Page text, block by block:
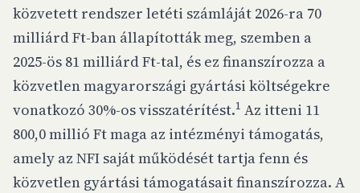
közvetett rendszer letéti számláját 2026-ra 70
milliárd Ft-ban állapították meg, szemben a
2025-ös 81 milliárd Ft-tal, és ez finanszírozza a
közvetlen magyarországi gyártási költségekre
vonatkozó 30%-os visszatérítést.1 Az itteni 11
800,0 millió Ft maga az intézményi támogatás,
amely az NFI saját működését tartja fenn és
közvetlen gyártási támogatásait finanszírozza. A